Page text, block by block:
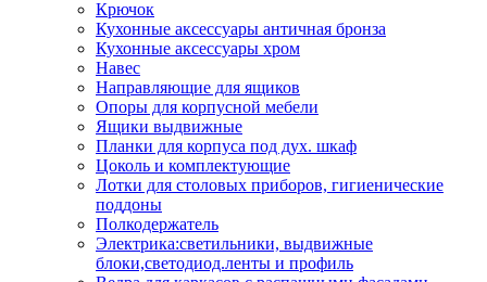
Крючок
Кухонные аксессуары античная бронза
Кухонные аксессуары хром
Навес
Направляющие для ящиков
Опоры для корпусной мебели
Ящики выдвижные
Планки для корпуса под дух. шкаф
Цоколь и комплектующие
Лотки для столовых приборов, гигиенические
поддоны
Полкодержатель
Электрика:светильники, выдвижные
блоки,светодиод.ленты и профиль